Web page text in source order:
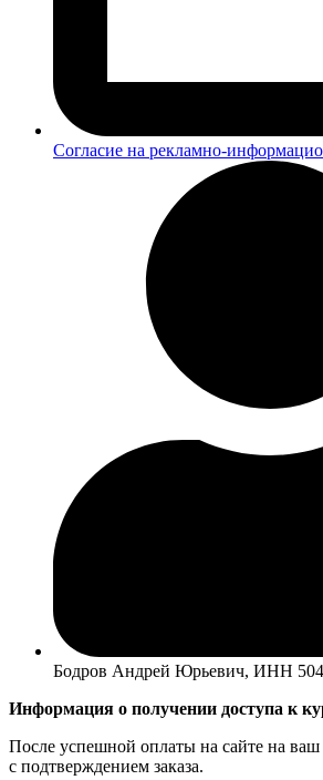
Согласие на рекламно-
Бодров Андрей Юрьевич, ИНН
Информация о получении доступа к
После успешной оплаты на сайте на
с подтверждением заказа.